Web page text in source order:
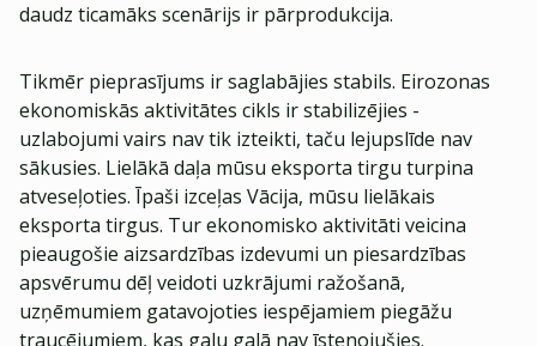
daudz ticamāks scenārijs ir pārprodukcija.
Tikmēr pieprasījums ir saglabājies stabils. Eirozonas
ekonomiskās aktivitātes cikls ir stabilizējies -
uzlabojumi vairs nav tik izteikti, taču lejupslīde nav
sākusies. Lielākā daļa mūsu eksporta tirgu turpina
atveseļoties. Īpaši izceļas Vācija, mūsu lielākais
eksporta tirgus. Tur ekonomisko aktivitāti veicina
pieaugošie aizsardzības izdevumi un piesardzības
apsvērumu dēļ veidoti uzkrājumi ražošanā,
uzņēmumiem gatavojoties iespējamiem piegāžu
traucējumiem, kas galu galā nav īstenojušies.